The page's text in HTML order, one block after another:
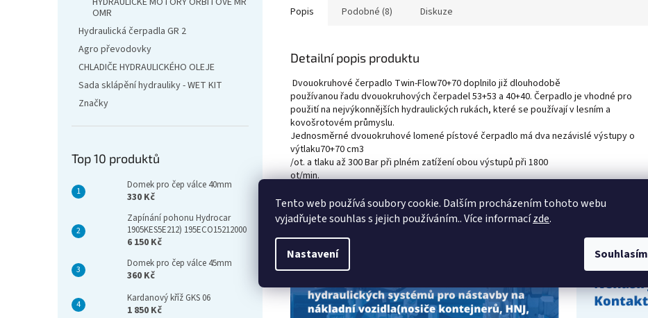
Tento web používá soubory cookie. Dalším procházením tohoto webu
vyjadřujete souhlas s jejich používáním.. Více informacízde.
Nastavení Souhlasím
OMR
Hydraulická čerpadla GR 2
Agro převodovky
CHLADIČE HYDRAULICKÉHO OLEJE
Sada sklápění hydrauliky - WET KIT
Značky
Top 10 produktů
Domek pro čep válce 40mm
330 Kč
Zapínání pohonu Hydrocar
1905KES5E212) 195ECO15212000
6 150 Kč
Domek pro čep válce 45mm
360 Kč
Kardanový kříž GKS 06
1 850 Kč
Popis Podobné (8) Diskuze
Detailní popis produktu
Dvouokruhové čerpadlo Twin-Flow70+70 doplnilo již dlouhodobě
používanou řadu dvouokruhových čerpadel 53+53 a 40+40. Čerpadlo je vhodné pro
použití na nejvýkonnějších hydraulických rukách, které se používají v lesním a
kovošrotovém průmyslu.
Jednosměrné dvouokruhové lomené pístové čerpadlo má dva nezávislé výstupy o
výtlaku70+70 cm3
/ot. a tlaku až 300 Bar při plném zatížení obou výstupů při 1800
ot/min.
čerpadla jsou montovány na přímé PTO a na vozidle je kardanový kříž s většími
rozměry.